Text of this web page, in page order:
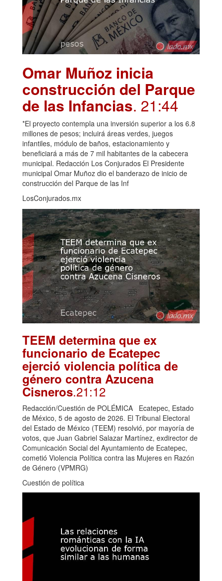
Omar Muñoz inicia
construcción del Parque
de las Infancias. 21:44
*El proyecto contempla una inversión superior a los 6.8
millones de pesos; incluirá áreas verdes, juegos
infantiles, módulo de baños, estacionamiento y
beneficiará a más de 7 mil habitantes de la cabecera
municipal. Redacción Los Conjurados El Presidente
municipal Omar Muñoz dio el banderazo de inicio de
construcción del Parque de las Inf
LosConjurados.mx
TEEM determina que ex
funcionario de Ecatepec
ejerció violencia política de
género contra Azucena
Cisneros.21:12
Redacción/Cuestión de POLÉMICA Ecatepec, Estado
de México, 5 de agosto de 2026. El Tribunal Electoral
del Estado de México (TEEM) resolvió, por mayoría de
votos, que Juan Gabriel Salazar Martínez, exdirector de
Comunicación Social del Ayuntamiento de Ecatepec,
cometió Violencia Política contra las Mujeres en Razón
de Género (VPMRG)
Cuestión de política